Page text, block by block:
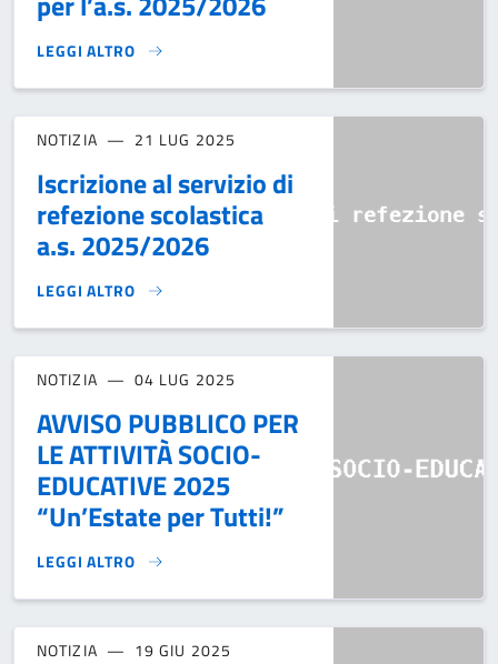
LEGGI ALTRO
ISCRIZIONI AL SERVIZIO DI TRASPORTO SCOLASTICO PER
NOTIZIA 21 LUG 2025
Iscrizione al servizio di
refezione scolastica
a.s. 2025/2026
LEGGI ALTRO
ISCRIZIONE AL SERVIZIO DI REFEZIONE SCOLASTICA A.S.
NOTIZIA 04 LUG 2025
AVVISO PUBBLICO PER
LE ATTIVITÀ SOCIO-
EDUCATIVE 2025
“Un’Estate per Tutti!”
LEGGI ALTRO
AVVISO PUBBLICO PER LE ATTIVITÀ SOCIO-EDUCATIVE 2025
NOTIZIA 19 GIU 2025